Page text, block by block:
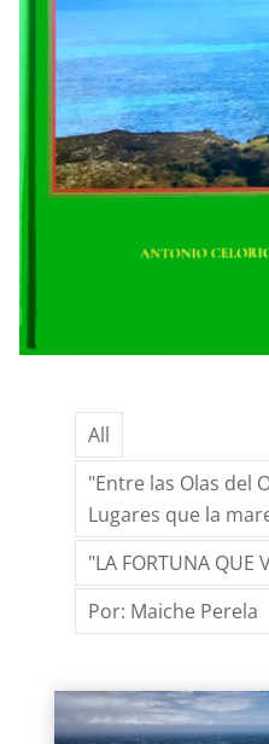
All
"Entre las Olas del
Lugares que la
"LA FORTUNA QUE
Por: Maiche Perela